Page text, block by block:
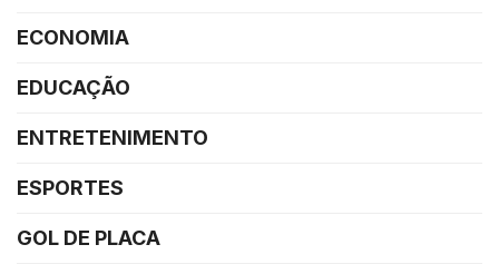
ECONOMIA
EDUCAÇÃO
ENTRETENIMENTO
ESPORTES
GOL DE PLACA